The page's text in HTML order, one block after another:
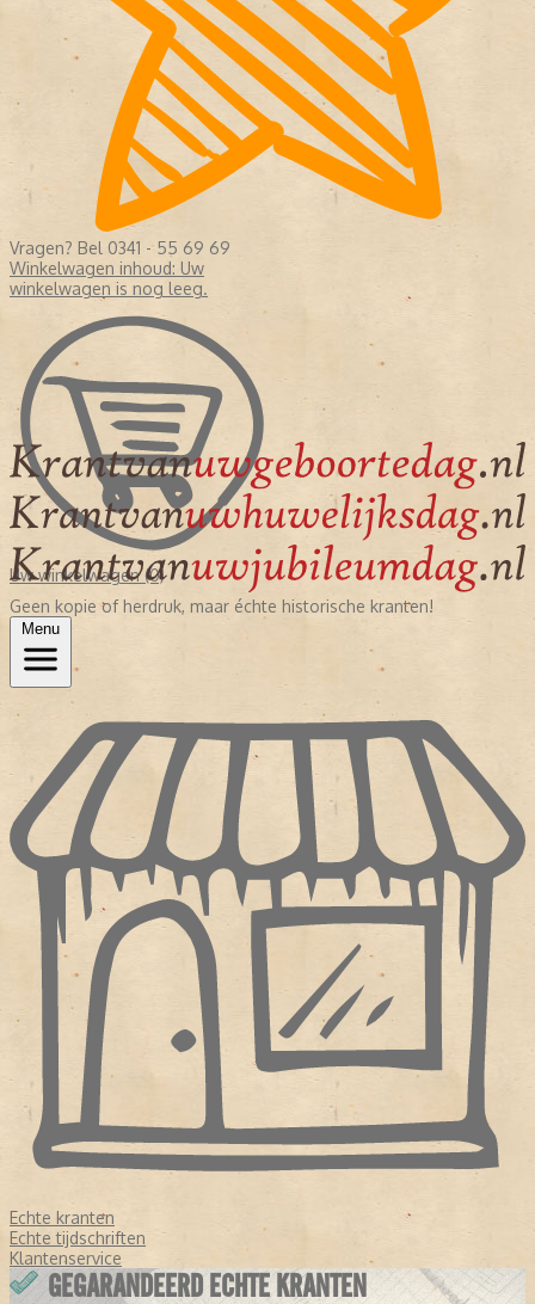
Vragen? Bel 0341 - 55 69 69
Winkelwagen inhoud: Uw
winkelwagen is nog leeg.
Uw winkelwagen (0)
Geen kopie of herdruk, maar échte historische kranten!
Menu
Echte kranten
Echte tijdschriften
Klantenservice
GEGARANDEERD ECHTE KRANTEN